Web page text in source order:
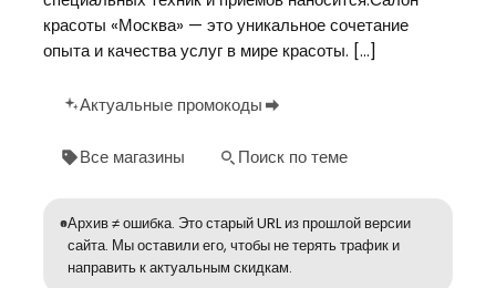
красоты «Москва» — это уникальное сочетание
опыта и качества услуг в мире красоты. […]
Актуальные промокоды
Все магазины Поиск по теме
Архив ≠ ошибка. Это старый URL из прошлой версии
сайта. Мы оставили его, чтобы не терять трафик и
направить к актуальным скидкам.